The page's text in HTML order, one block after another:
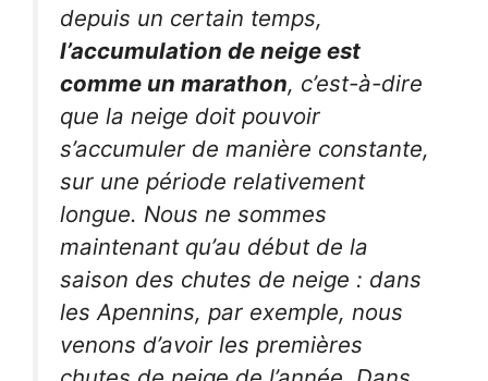
depuis un certain temps,
l’accumulation de neige est
comme un marathon, c’est-à-dire
que la neige doit pouvoir
s’accumuler de manière constante,
sur une période relativement
longue. Nous ne sommes
maintenant qu’au début de la
saison des chutes de neige : dans
les Apennins, par exemple, nous
venons d’avoir les premières